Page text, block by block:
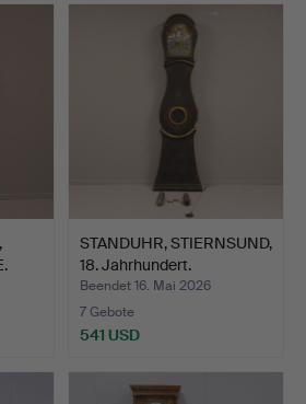
STANDUHR, STIERNSUND,
18. Jahrhundert.
Beendet 16. Mai 2026
7 Gebote
541 USD